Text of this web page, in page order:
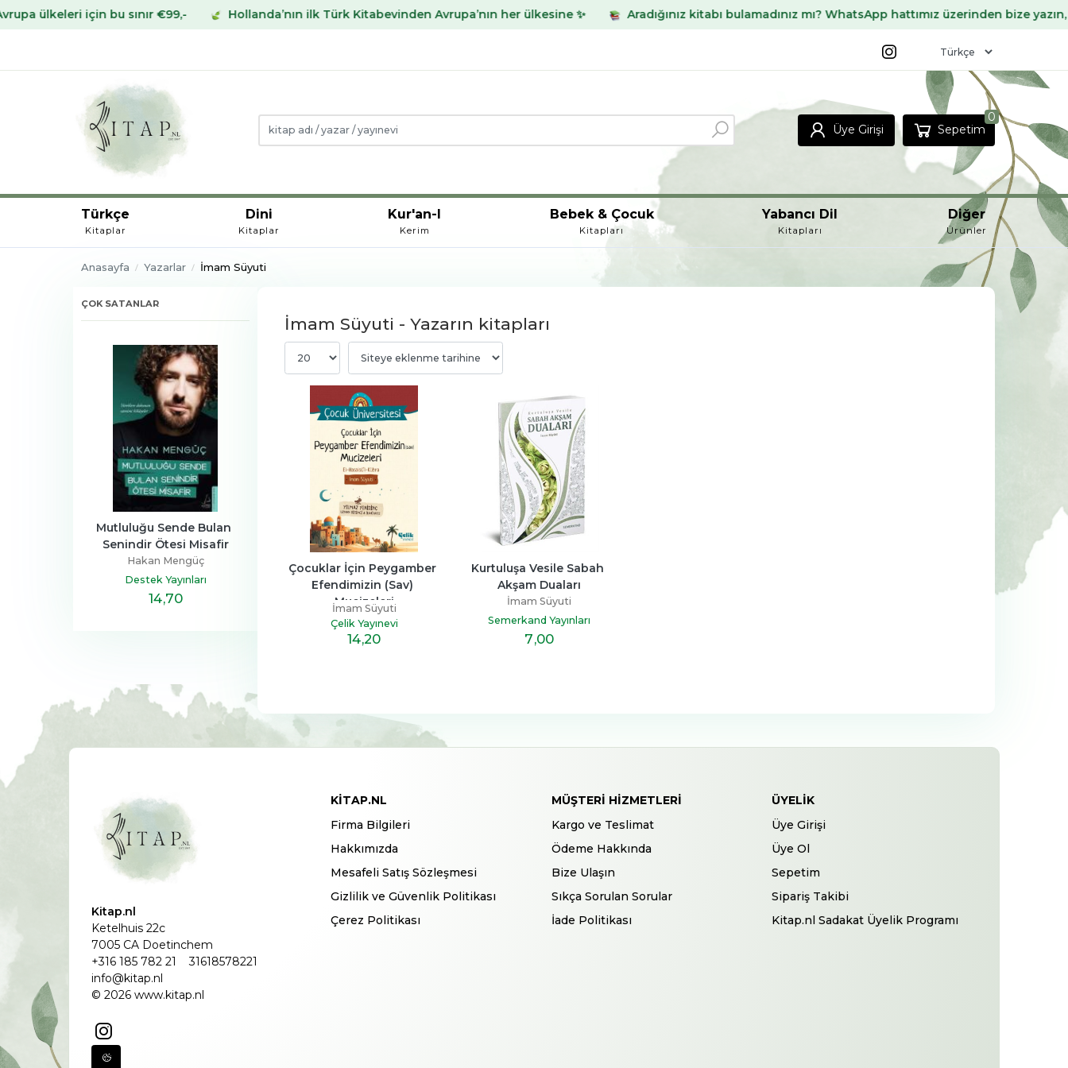
için bu sınır €99,- Hollanda’nın ilk Türk Kitabevinden Avrupa’nın her ülkesine ✨ Aradığınız kitabı bulamadınız mı? WhatsApp hattımız üzerinden bize yazın, sizin
Üye Girişi Sepetim
0
Türkçe
Kitaplar
Dini
Kitaplar
Kur'an-I
Kerim
Bebek & Çocuk
Kitapları
Yabancı Dil
Kitapları
Diğer
Ürünler
Anasayfa Yazarlar İmam Süyuti
ÇOK SATANLAR
Mutluluğu Sende Bulan
Senindir Ötesi Misafir
Hakan Mengüç
Destek Yayınları
14,70
Henüz Her Şey Bitmedi
Zeus Kabadayı
Hayykitap
,10
Beni Neden Sevmedin
Anne
Esra Ezmeci
Destek Yayınları
,60
Sen Annen Değilsin
Hatice Kübra Tongar
Aile Yayınları
17,20
İmam Süyuti - Yazarın kitapları
Çocuklar İçin Peygamber
Efendimizin (Sav)
Mucizeleri
İmam Süyuti
Çelik Yayınevi
14,20
Kurtuluşa Vesile Sabah
Akşam Duaları
İmam Süyuti
Semerkand Yayınları
7,00
Kitap.nl
Ketelhuis 22c
7005 CA Doetinchem
+316 185 782 21
31618578221
info@kitap.nl
© 2026 www.kitap.nl
KITAP.NL
Firma Bilgileri
Hakkımızda
Mesafeli Satış Sözleşmesi
Gizlilik ve Güvenlik Politikası
Çerez Politikası
MÜŞTERI HIZMETLERI
Kargo ve Teslimat
Ödeme Hakkında
Bize Ulaşın
Sıkça Sorulan Sorular
İade Politikası
ÜYELIK
Üye Girişi
Üye Ol
Sepetim
Sipariş Takibi
Kitap.nl Sadakat Üyelik Programı